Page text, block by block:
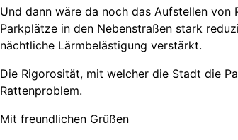
Und dann wäre da noch das Aufstellen
Parkplätze in den Nebenstraßen stark
nächtliche Lärmbelästigung verstärkt.
Die Rigorosität, mit welcher die Stadt die
Rattenproblem.
Mit freundlichen Grüßen